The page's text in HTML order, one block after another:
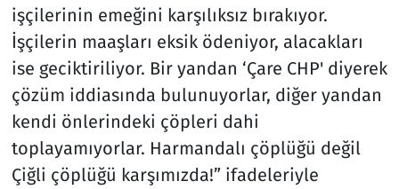
işçilerinin emeğini karşılıksız bırakıyor.
İşçilerin maaşları eksik ödeniyor, alacakları
ise geciktiriliyor. Bir yandan ‘Çare CHP' diyerek
çözüm iddiasında bulunuyorlar, diğer yandan
kendi önlerindeki çöpleri dahi
toplayamıyorlar. Harmandalı çöplüğü değil
Çiğli çöplüğü karşımızda!” ifadeleriyle